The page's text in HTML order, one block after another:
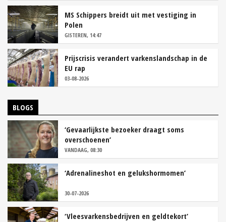
MS Schippers breidt uit met vestiging in
Polen
GISTEREN, 14:47
Prijscrisis verandert varkenslandschap in de
EU rap
03-08-2026
BLOGS
‘Gevaarlijkste bezoeker draagt soms
overschoenen’
VANDAAG, 08:30
‘Adrenalineshot en gelukshormomen’
30-07-2026
‘Vleesvarkensbedrijven en geldtekort’